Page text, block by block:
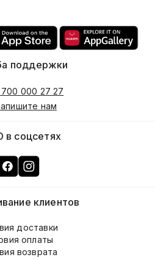
клиентов
доставки
оплаты
возврата
в соцсетях
поддержки
700 000 27 27
нам